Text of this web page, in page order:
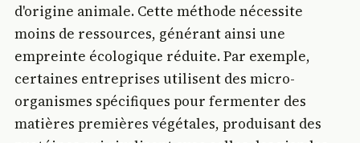
d'origine animale. Cette méthode nécessite
moins de ressources, générant ainsi une
empreinte écologique réduite. Par exemple,
certaines entreprises utilisent des micro-
organismes spécifiques pour fermenter des
matières premières végétales, produisant des